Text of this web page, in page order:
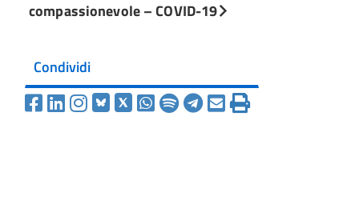
compassionevole – COVID-19
Condividi